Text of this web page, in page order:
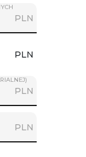
PLN
PLN
PLN
PLN